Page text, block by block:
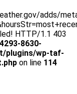
adds/
HTTP/1.1 403
8630-
plugins/wp-taf-
on line 114